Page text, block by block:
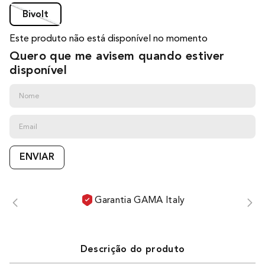
Bivolt
Este produto não está disponível no momento
Quero que me avisem quando estiver
disponível
ENVIAR
Garantia GAMA Italy
Descrição do produto